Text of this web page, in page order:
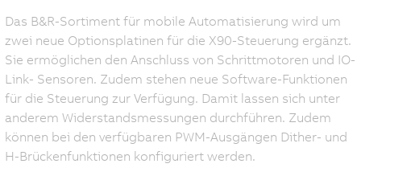
Das B&R-Sortiment für mobile Automatisierung wird um
zwei neue Optionsplatinen für die X90-Steuerung ergänzt.
Sie ermöglichen den Anschluss von Schrittmotoren und IO-
Link- Sensoren. Zudem stehen neue Software-Funktionen
für die Steuerung zur Verfügung. Damit lassen sich unter
anderem Widerstandsmessungen durchführen. Zudem
können bei den verfügbaren PWM-Ausgängen Dither- und
H-Brückenfunktionen konfiguriert werden.